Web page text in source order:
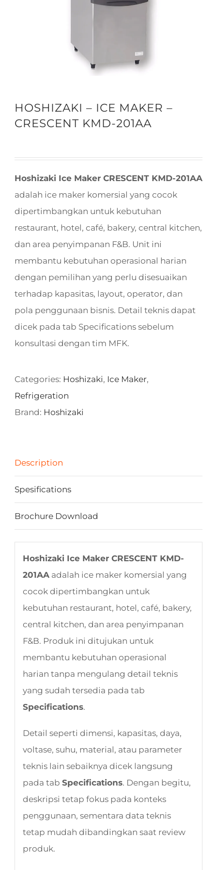
HOSHIZAKI – ICE MAKER –
CRESCENT KMD-201AA
Hoshizaki Ice Maker CRESCENT KMD-201AA
adalah ice maker komersial yang cocok
dipertimbangkan untuk kebutuhan
restaurant, hotel, café, bakery, central kitchen,
dan area penyimpanan F&B. Unit ini
membantu kebutuhan operasional harian
dengan pemilihan yang perlu disesuaikan
terhadap kapasitas, layout, operator, dan
pola penggunaan bisnis. Detail teknis dapat
dicek pada tab Specifications sebelum
konsultasi dengan tim MFK.
Categories: Hoshizaki, Ice Maker,
Refrigeration
Brand: Hoshizaki
Description
Spesifications
Brochure Download
Hoshizaki Ice Maker CRESCENT KMD-
201AAadalah ice maker komersial yang
cocok dipertimbangkan untuk
kebutuhan restaurant, hotel, café, bakery,
central kitchen, dan area penyimpanan
F&B. Produk ini ditujukan untuk
membantu kebutuhan operasional
harian tanpa mengulang detail teknis
yang sudah tersedia pada tab
Specifications.
Detail seperti dimensi, kapasitas, daya,
voltase, suhu, material, atau parameter
teknis lain sebaiknya dicek langsung
pada tab Specifications. Dengan begitu,
deskripsi tetap fokus pada konteks
penggunaan, sementara data teknis
tetap mudah dibandingkan saat review
produk.